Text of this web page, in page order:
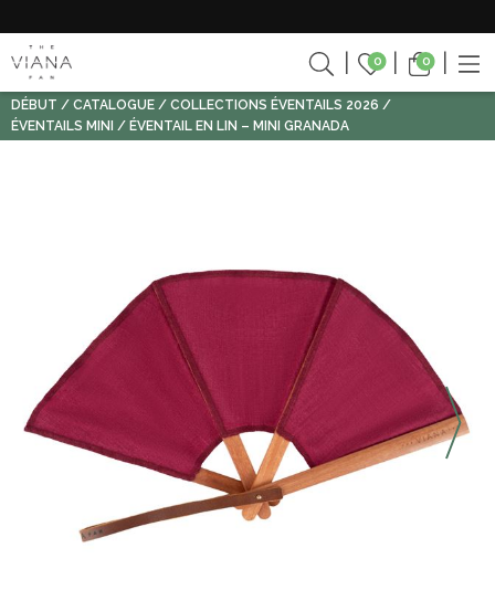
0 0
DÉBUT CATALOGUE
COLLECTIONS ÉVENTAILS 2026
ÉVENTAILS MINI
ÉVENTAIL EN LIN – MINI GRANADA